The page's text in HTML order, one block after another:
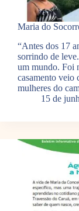
Maria do
“Antes dos 17
sorrindo de
um mundo. Foi
casamento veio
mulheres do
15 de